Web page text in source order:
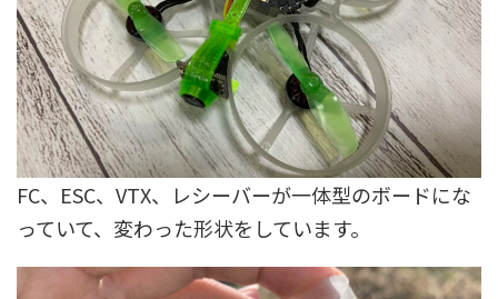
FC、ESC、VTX、レシーバーが一体型のボードにな
っていて、変わった形状をしています。